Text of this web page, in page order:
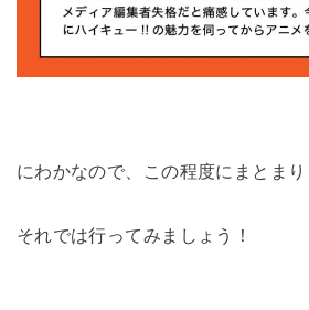
にわかなので、この程度にまとまり
それでは行ってみましょう！